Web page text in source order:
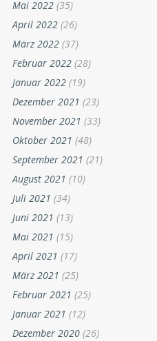
Mai 2022 (35)
April 2022 (26)
März 2022 (37)
Februar 2022 (28)
Januar 2022 (19)
Dezember 2021 (23)
November 2021 (33)
Oktober 2021 (48)
September 2021 (21)
August 2021 (10)
Juli 2021 (34)
Juni 2021 (13)
Mai 2021 (15)
April 2021 (17)
März 2021 (25)
Februar 2021 (25)
Januar 2021 (12)
Dezember 2020 (26)